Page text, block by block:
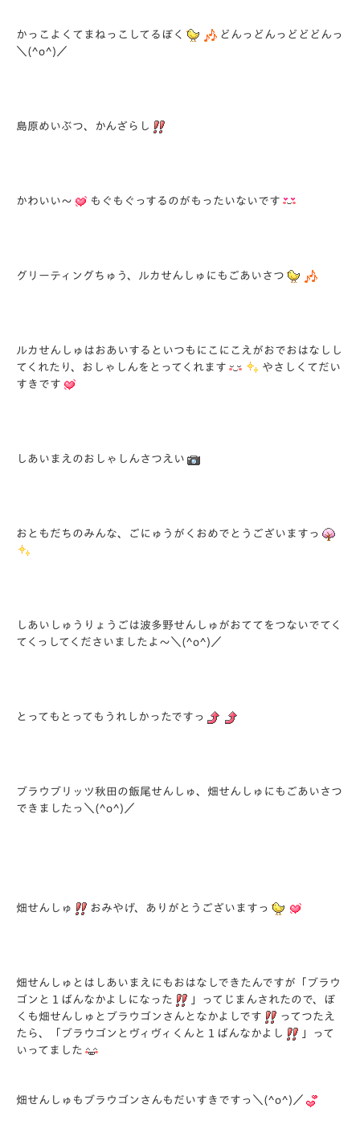
かっこよくてまねっこしてるぼく
どんっどんっどどどんっ
＼(^o^)／
島原めいぶつ、かんざらし
かわいい～ もぐもぐっするのがもったいないです
グリーティングちゅう、ルカせんしゅにもごあいさつ
ルカせんしゅはおあいするといつもにこにこえがおでおはなしし
てくれたり、おしゃしんをとってくれます
やさしくてだい
すきです
しあいまえのおしゃしんさつえい
おともだちのみんな、ごにゅうがくおめでとうございますっ
しあいしゅうりょうごは波多野せんしゅがおててをつないでてく
てくっしてくださいましたよ～＼(^o^)／
とってもとってもうれしかったですっ
ブラウブリッツ秋田の飯尾せんしゅ、畑せんしゅにもごあいさつ
できましたっ＼(^o^)／
畑せんしゅ おみやげ、ありがとうございますっ
畑せんしゅとはしあいまえにもおはなしできたんですが「ブラウ
ゴンと１ばんなかよしになった
」ってじまんされたので、ぼ
くも畑せんしゅとブラウゴンさんとなかよしです
ってつたえ
たら、「ブラウゴンとヴィヴィくんと１ばんなかよし
」って
いってました
畑せんしゅもブラウゴンさんもだいすきですっ＼(^o^)／